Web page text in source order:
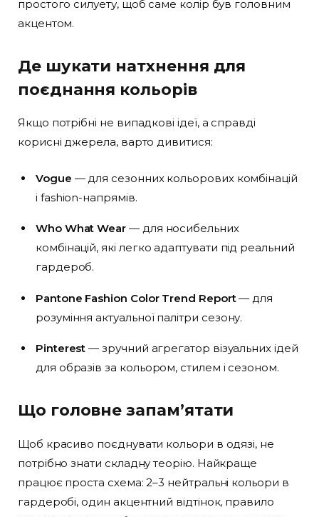
простого силуету, щоб саме колір був головним
акцентом.
Де шукати натхнення для
поєднання кольорів
Якщо потрібні не випадкові ідеї, а справді
корисні джерела, варто дивитися:
Vogue — для сезонних кольорових комбінацій
і fashion-напрямів.
Who What Wear — для носибельних
комбінацій, які легко адаптувати під реальний
гардероб.
Pantone Fashion Color Trend Report— для
розуміння актуальної палітри сезону.
Pinterest — зручний агрегатор візуальних ідей
для образів за кольором, стилем і сезоном.
Що головне запам’ятати
Щоб красиво поєднувати кольори в одязі, не
потрібно знати складну теорію. Найкраще
працює проста схема: 2–3 нейтральні кольори в
гардеробі, один акцентний відтінок, правило